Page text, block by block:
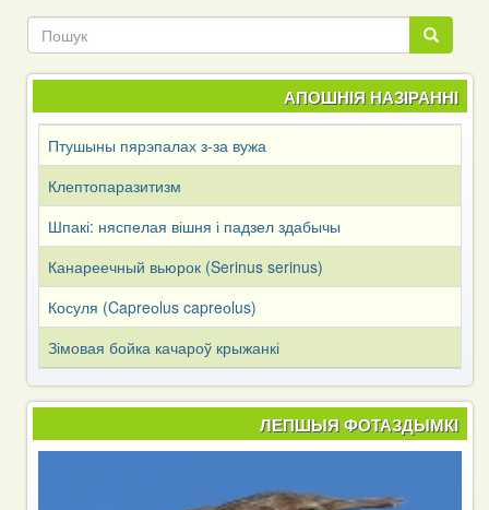
Пошук
Пошук
АПОШНІЯ НАЗІРАННІ
Птушыны пярэпалах з-за вужа
Клептопаразитизм
Шпакі: няспелая вішня і падзел здабычы
Канареечный вьюрок (Serinus serinus)
Косуля (Capreоlus capreоlus)
Зімовая бойка качароў крыжанкі
ЛЕПШЫЯ ФОТАЗДЫМКІ